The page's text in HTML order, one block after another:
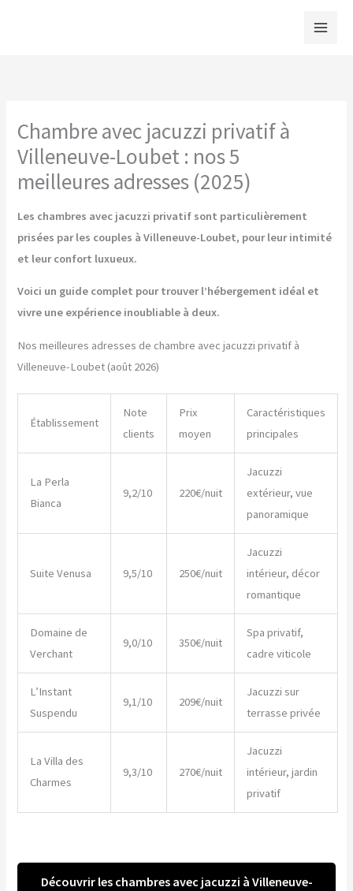
Chambre avec jacuzzi privatif à
Villeneuve-Loubet : nos 5
meilleures adresses (2025)
Les chambres avec jacuzzi privatif sont particulièrement
prisées par les couples à Villeneuve-Loubet, pour leur intimité
et leur confort luxueux.
Voici un guide complet pour trouver l’hébergement idéal et
vivre une expérience inoubliable à deux.
Nos meilleures adresses de chambre avec jacuzzi privatif à
Villeneuve-Loubet (août 2026)
Établissement
Note
clients
Prix
moyen
Caractéristiques
principales
La Perla
Bianca
9,2/10 220€/nuit
Jacuzzi
extérieur, vue
panoramique
Suite Venusa 9,5/10 250€/nuit
Jacuzzi
intérieur, décor
romantique
Domaine de
Verchant
9,0/10 350€/nuit
Spa privatif,
cadre viticole
L’Instant
Suspendu
9,1/10 209€/nuit
Jacuzzi sur
terrasse privée
La Villa des
Charmes
9,3/10 270€/nuit
Jacuzzi
intérieur, jardin
privatif
Découvrir les chambres avec jacuzzi à Villeneuve-